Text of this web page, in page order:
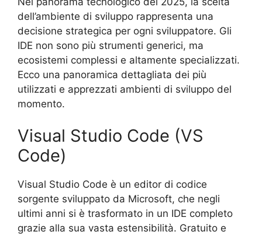
dell’ambiente di sviluppo rappresenta una
decisione strategica per ogni sviluppatore. Gli
IDE non sono più strumenti generici, ma
ecosistemi complessi e altamente specializzati.
Ecco una panoramica dettagliata dei più
utilizzati e apprezzati ambienti di sviluppo del
momento.
Visual Studio Code (VS
Code)
Visual Studio Code è un editor di codice
sorgente sviluppato da Microsoft, che negli
ultimi anni si è trasformato in un IDE completo
grazie alla sua vasta estensibilità. Gratuito e